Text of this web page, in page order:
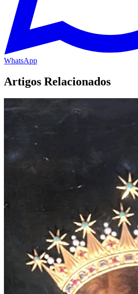
WhatsApp
Artigos Relacionados